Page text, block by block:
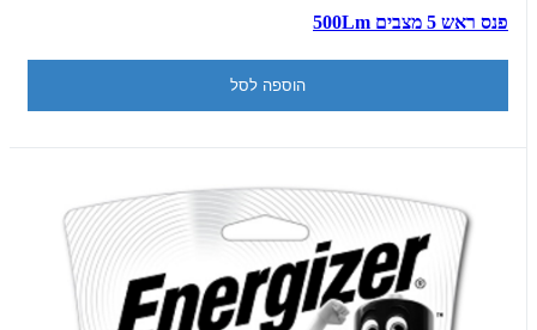
פנס ראש 5 מצבים 500Lm
הוספה לסל